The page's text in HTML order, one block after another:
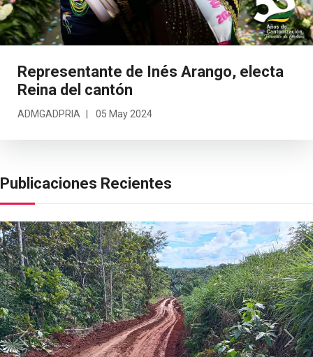
Publicaciones Recientes
Previous Next
Representante de Inés Arango, electa
Reina del cantón
ADMGADPRIA 05 May 2024